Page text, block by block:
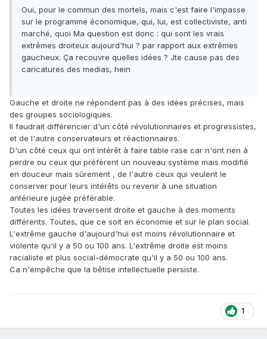
Oui, pour le commun des mortels, mais c'est faire l'impasse
sur le programme économique, qui, lui, est collectiviste, anti
marché, quoi Ma question est donc : qui sont les vrais
extrêmes droiteux aujourd'hui ? par rapport aux extrêmes
gaucheux. Ça recouvre quelles idées ? Jte cause pas des
caricatures des medias, hein
Gauche et droite ne répondent pas à des idées précises, mais
des groupes sociologiques.
Il faudrait différencier d'un côté révolutionnaires et progressistes,
et de l'autre conservateurs et réactionnaires.
D'un côté ceux qui ont intérêt à faire table rase car n'ont rien à
perdre ou ceux qui préfèrent un nouveau système mais modifié
en douceur mais sûrement , de l'autre ceux qui veulent le
conserver pour leurs intérêts ou revenir à une situation
antérieure jugée préférable.
Toutes les idées traversent droite et gauche à des moments
différents. Toutes, que ce soit en économie et sur le plan social.
L'extrême gauche d'aujourd'hui est moins révolutionnaire et
violente qu'il y a 50 ou 100 ans. L'extrême droite est moins
racialiste et plus social-démocrate qu'il y a 50 ou 100 ans.
Ca n'empêche que la bêtise intellectuelle persiste.
1